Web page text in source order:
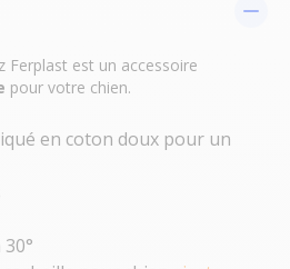
Ferplast est un accessoire
pour votre chien.
en coton doux pour un